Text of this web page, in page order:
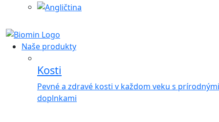
Naše produkty
Kosti
Pevné a zdravé kosti v každom veku s prírodnými
doplnkami